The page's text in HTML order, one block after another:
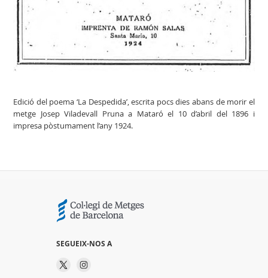
Edició del poema ‘La Despedida’, escrita pocs dies abans de morir el
metge Josep Viladevall Pruna a Mataró el 10 d’abril del 1896 i
impresa pòstumament l’any 1924.
SEGUEIX-NOS A